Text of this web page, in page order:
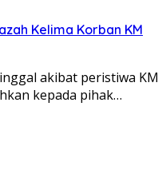
Kelima Korban KM
akibat peristiwa KM
kepada pihak…